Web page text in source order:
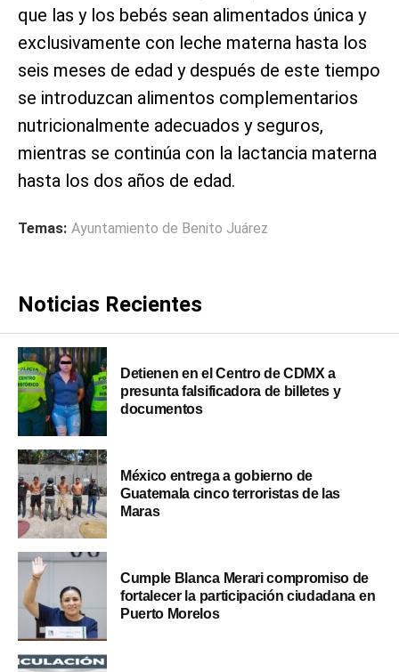
que las y los bebés sean alimentados única y
exclusivamente con leche materna hasta los
seis meses de edad y después de este tiempo
se introduzcan alimentos complementarios
nutricionalmente adecuados y seguros,
mientras se continúa con la lactancia materna
hasta los dos años de edad.
Temas: Ayuntamiento de Benito Juárez
Noticias Recientes
Detienen en el Centro de CDMX a
presunta falsificadora de billetes y
documentos
México entrega a gobierno de
Guatemala cinco terroristas de las
Maras
Cumple Blanca Merari compromiso de
fortalecer la participación ciudadana en
Puerto Morelos